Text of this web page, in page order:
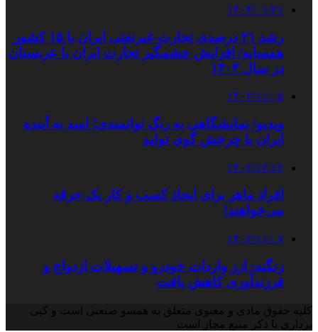
۱۴۰۴/۰۱/۲۱
رشد ۲۱ درصدی تجارت غیرنفتی ایران با ۱۵ کشور
همسایه/ افزایش چشمگیر تجارت ایران با عربستان
در سال ۱۴۰۳
۱۴۰۲/۱۱/۰۵
ویدیو/ نمایشگاهی به رنگ توانمندی؛ امید به آینده
ایران با چرخش گوی تولید
۱۴۰۲/۱۲/۱۲
افراد ماهر برای ایجاد کسب و کار یک جرقه
می‌خواهند!
۱۴۰۲/۱۱/۰۷
زنگنه: ارز واردات خودرو و تسهیلات ازدواج و
فرزندآوری کاهش یافت
کلیه حقوق مادی و معنوی متعلق به همسو صنعتی است و کپی
برداری با ذکر منبع مجاز است